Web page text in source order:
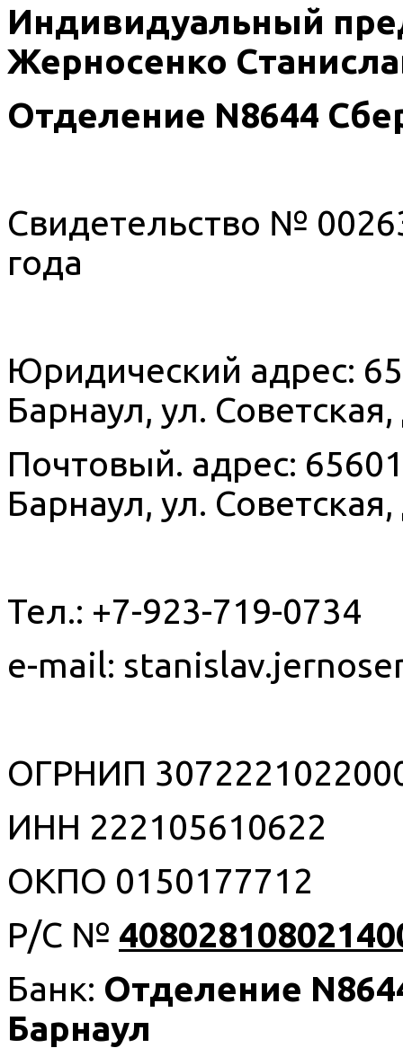
Индивидуальный
Жерносенко
Отделение N8644
Свидетельство №
года
Юридический адрес:
Барнаул, ул. Советская,
Почтовый. адрес:
Барнаул, ул. Советская,
Тел.: +7-923-719-0734
e-mail:
ОГРНИП
ИНН 222105610622
ОКПО 0150177712
Р/С №
Банк: Отделение N
Барнаул